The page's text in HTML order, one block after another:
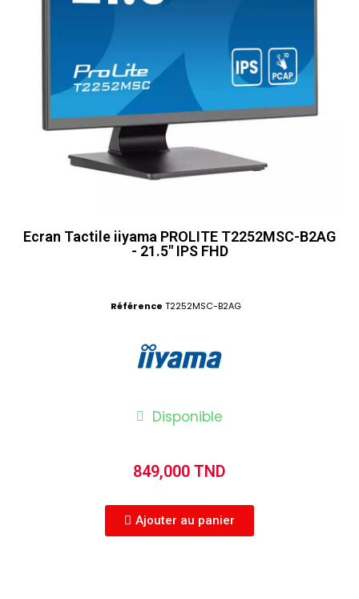
Ecran Tactile iiyama PROLITE T2252MSC-B2AG
- 21.5" IPS FHD
Référence T2252MSC-B2AG
Disponible
849,000 TND
Ajouter au panier